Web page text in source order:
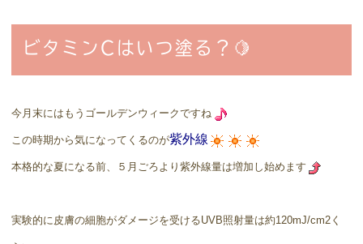
ビタミンCはいつ塗る？🍋
今月末にはもうゴールデンウィークですね
この時期から気になってくるのが紫外線
本格的な夏になる前、５月ごろより紫外線量は増加し始めます
実験的に皮膚の細胞がダメージを受けるUVB照射量は約120mJ/cm2く